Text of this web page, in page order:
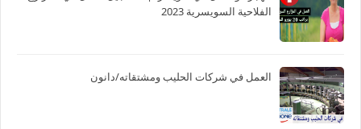
الفلاحية السويسرية 2023
العمل في شركات الحليب ومشتقاته/دانون